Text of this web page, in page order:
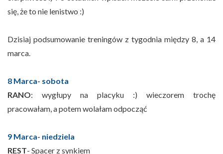
się, że to nie lenistwo :)
Dzisiaj podsumowanie treningów z tygodnia między 8, a 14
marca.
8 Marca- sobota
RANO: wygłupy na placyku :) wieczorem trochę
pracowałam, a potem wolałam odpocząć
9 Marca- niedziela
REST- Spacer z synkiem